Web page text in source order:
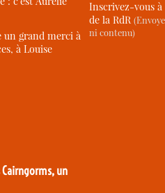
un grand merci à
à Louise
Cairngorms, un
Inscrivez-vous
de la RdR
ni contenu)